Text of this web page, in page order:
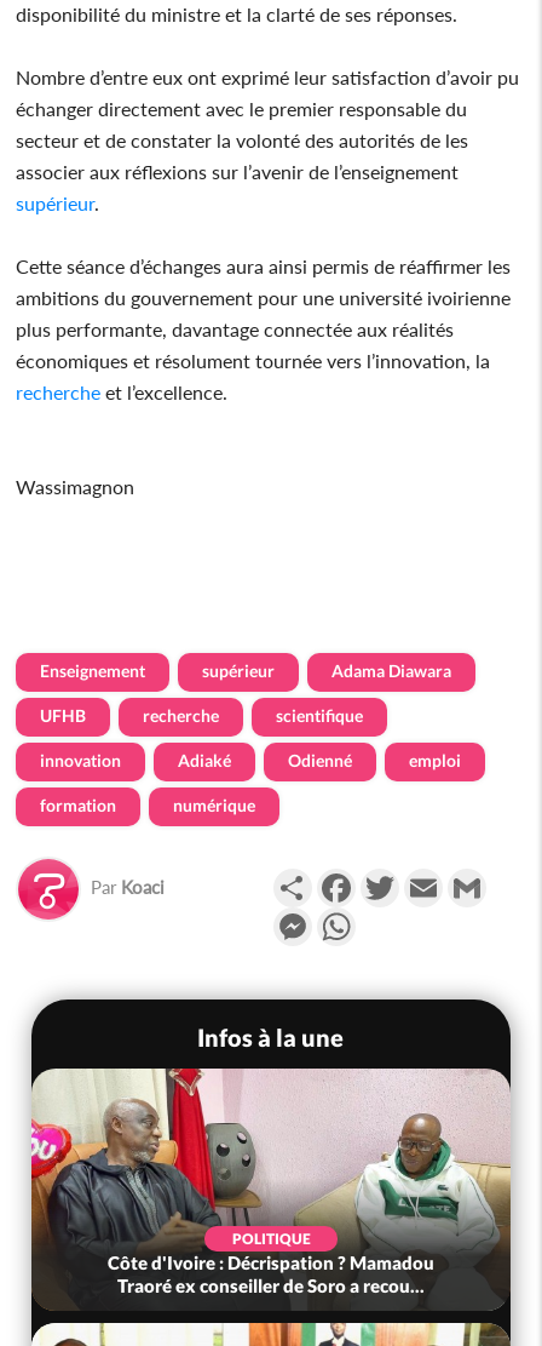
disponibilité du ministre et la clarté de ses réponses.
Nombre d’entre eux ont exprimé leur satisfaction d’avoir pu
échanger directement avec le premier responsable du
secteur et de constater la volonté des autorités de les
associer aux réflexions sur l’avenir de l’enseignement
supérieur.
Cette séance d’échanges aura ainsi permis de réaffirmer les
ambitions du gouvernement pour une université ivoirienne
plus performante, davantage connectée aux réalités
économiques et résolument tournée vers l’innovation, la
recherche et l’excellence.
Wassimagnon
Enseignement supérieur Adama Diawara
UFHB recherche scientifique
innovation Adiaké Odienné emploi
formation numérique
Par Koaci PartagerFacebookTwitterEmail
Messenger
Infos à la une
POLITIQUE
Côte d'Ivoire : Violences tragiques à
(Mé) ayant fait 03 morts, A...